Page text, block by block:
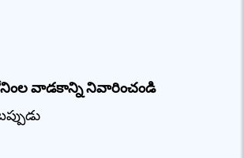
వాడకాన్ని నివారించండి